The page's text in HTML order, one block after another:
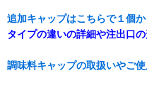
追加キャップはこちらで１個か
タイプの違いの詳細や注出口
調味料キャップの取扱いやご